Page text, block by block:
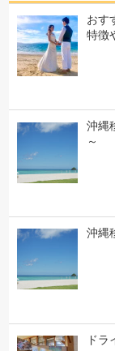
おす
特徴
沖縄
～
沖縄
ド